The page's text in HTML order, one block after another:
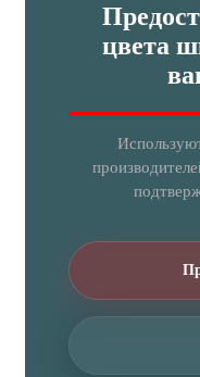
цвета